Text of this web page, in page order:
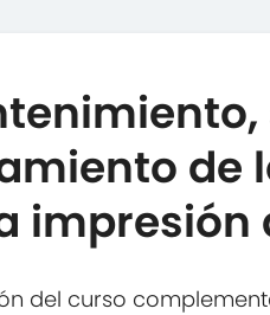
de
impresión
del curso